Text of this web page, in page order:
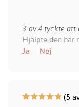
3 av 4 tyckte att
Hjälpte den här
Ja
Nej
(5